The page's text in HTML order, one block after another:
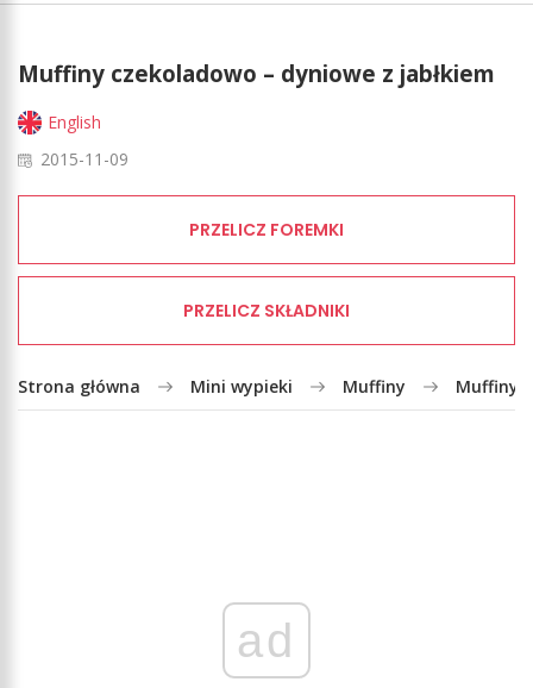
LŻEJSZE / ZDROWSZE INNE
Muffiny czekoladowo – dyniowe z jabłkiem
English
2015-11-09
PRZELICZ FOREMKI
PRZELICZ SKŁADNIKI
Strona główna Mini wypieki Muffiny Muffiny
ad